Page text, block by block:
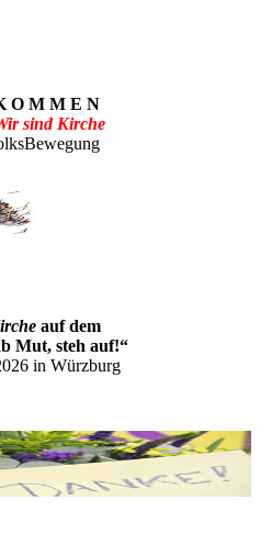
O M M E N
sind Kirche
auf dem
Mut, steh auf!“
in Würzburg